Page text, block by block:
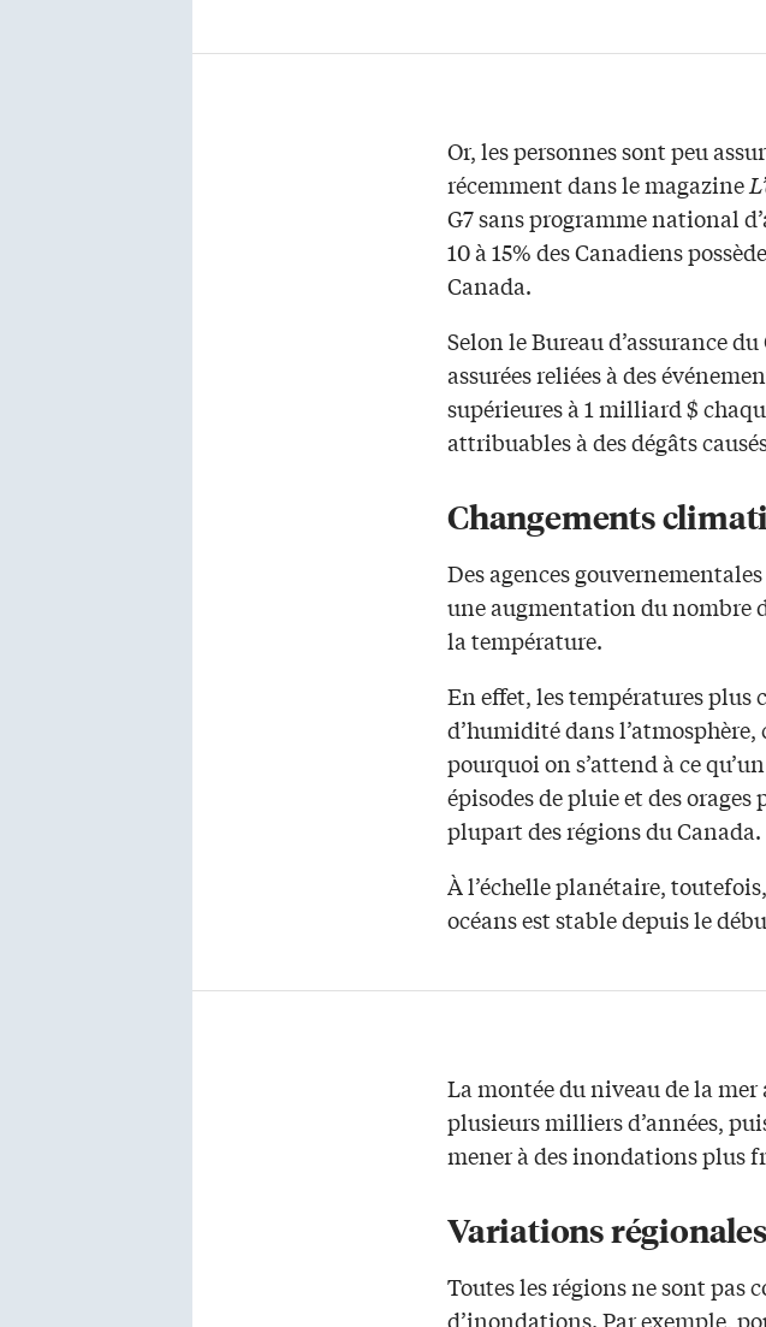
Or, les personnes sont peu
récemment dans le magazine
G7 sans programme national
10 à 15% des Canadiens
Canada.
Selon le Bureau d’assurance
assurées reliées à des
supérieures à 1 milliard $
attribuables à des dégâts
Changements
Des agences
une augmentation du nombre
la température.
En effet, les températures plus
d’humidité dans l’atmosphère,
pourquoi on s’attend à ce
épisodes de pluie et des
plupart des régions du Canada.
À l’échelle planétaire,
océans est stable depuis le
La montée du niveau de la
plusieurs milliers d’années,
mener à des inondations plus
Variations régionales
Toutes les régions ne sont pas
d’inondations. Par exemple,